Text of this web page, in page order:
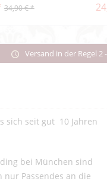
34,90 € *
Versand in der Regel 2
sich seit gut 10 Jahren
bei München sind
Passendes an die